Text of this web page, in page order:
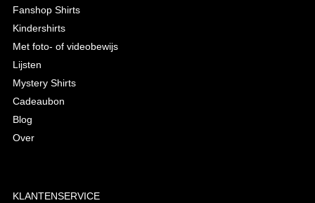
Fanshop Shirts
Kindershirts
Met foto- of videobewijs
Lijsten
Mystery Shirts
Cadeaubon
Blog
Over
KLANTENSERVICE